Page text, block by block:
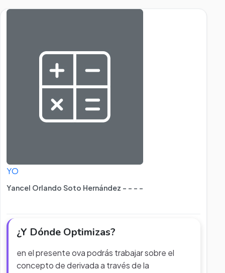
YO
Yancel Orlando Soto Hernández - - - -
¿Y Dónde Optimizas?
en el presente ova podrás trabajar sobre el
concepto de derivada a través de la